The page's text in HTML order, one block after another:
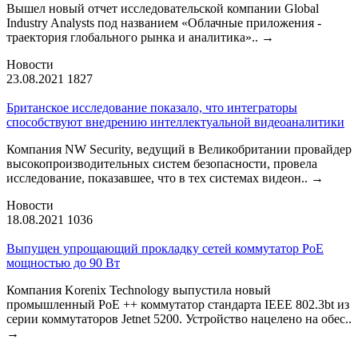
Вышел новый отчет исследовательской компании Global
Industry Analysts под названием «Облачные приложения -
траектория глобального рынка и аналитика».. →
Новости
23.08.2021 1827
Британское исследование показало, что интеграторы
способствуют внедрению интеллектуальной видеоаналитики
Компания NW Security, ведущий в Великобритании провайдер
высокопроизводительных систем безопасности, провела
исследование, показавшее, что в тех системах видеон.. →
Новости
18.08.2021 1036
Выпущен упрощающий прокладку сетей коммутатор PoE
мощностью до 90 Вт
Компания Korenix Technology выпустила новый
промышленный PoE ++ коммутатор стандарта IEEE 802.3bt из
серии коммутаторов Jetnet 5200. Устройство нацелено на обес..
→